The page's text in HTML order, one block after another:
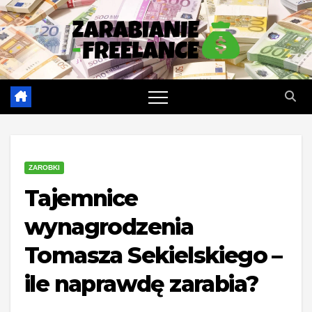
Skip
to
content
ZAROBKI
Tajemnice
wynagrodzenia
Tomasza Sekielskiego –
ile naprawdę zarabia?